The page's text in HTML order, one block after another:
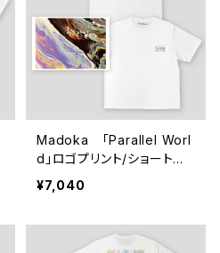
Madoka 「Parallel Worl
d」ロゴプリント/ショートス
リーブTシャツ
¥7,040